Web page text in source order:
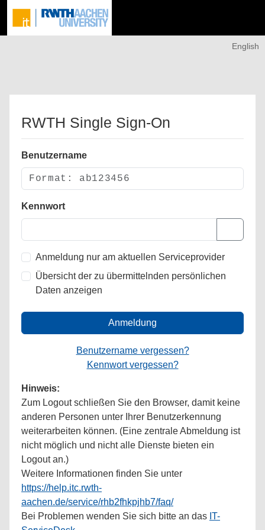
English
RWTH Single Sign-On
Benutzername
Kennwort
Anmeldung nur am aktuellen Serviceprovider
Übersicht der zu übermittelnden persönlichen
Daten anzeigen
Anmeldung
Benutzername vergessen?
Kennwort vergessen?
Hinweis:
Zum Logout schließen Sie den Browser, damit keine
anderen Personen unter Ihrer Benutzerkennung
weiterarbeiten können. (Eine zentrale Abmeldung ist
nicht möglich und nicht alle Dienste bieten ein
Logout an.)
Weitere Informationen finden Sie unter
https://help.itc.rwth-
aachen.de/service/rhb2fhkpjhb7/faq/
Bei Problemen wenden Sie sich bitte an das IT-